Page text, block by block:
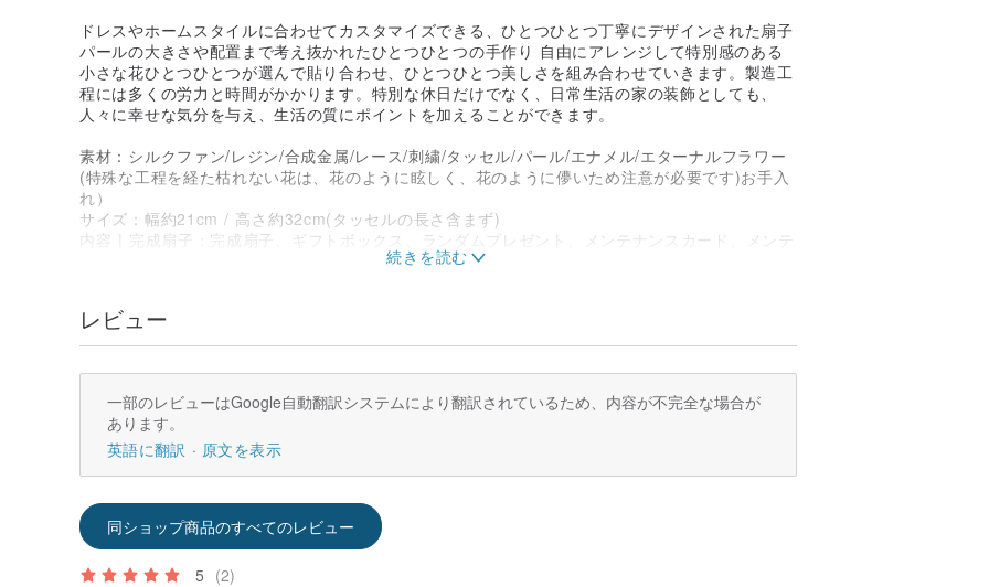
ドレスやホームスタイルに合わせてカスタマイズできる、ひとつひとつ丁寧にデザインされた扇子
パールの大きさや配置まで考え抜かれたひとつひとつの手作り 自由にアレンジして特別感のある
小さな花ひとつひとつが選んで貼り合わせ、ひとつひとつ美しさを組み合わせていきます。製造工
程には多くの労力と時間がかかります。特別な休日だけでなく、日常生活の家の装飾としても、
人々に幸せな気分を与え、生活の質にポイントを加えることができます。
素材：シルクファン/レジン/合成金属/レース/刺繍/タッセル/パール/エナメル/エターナルフラワー
(特殊な工程を経た枯れない花は、花のように眩しく、花のように儚いため注意が必要です)お手入
れ）
サイズ：幅約21cm / 高さ約32cm(タッセルの長さ含まず)
内容 | 完成扇子：完成扇子、ギフトボックス、ランダムプレゼント、メンテナンスカード、メンテ
ネクタイ、メンテナンスカード。
2.換気と乾燥を保ち、湿気や湿気との接触を避けてください。
3. プリザーブドフラワーは特殊なフラワーアレンジメントですので、日光や湿気を避け、濡れた
場合は15cmほど離れた位置で小さめのドライヤーを使用し、ゆっくりと乾かしてください。使用
リマインダー：
1. 注文後に作成され、特別な要件や好みに応じて微調整が可能です。
2.当社は精巧であるよう努めていますが、手作りの生産のため、わずかな不完全性がある可能性が
ありますので、それを受け入れることができる友人から購入してください。
レビュー
一部のレビューはGoogle自動翻訳システムにより翻訳されているため、内容が不完全な場合が
あります。
英語に翻訳
原文を表示
同ショップ商品のすべてのレビュー
5 (2)